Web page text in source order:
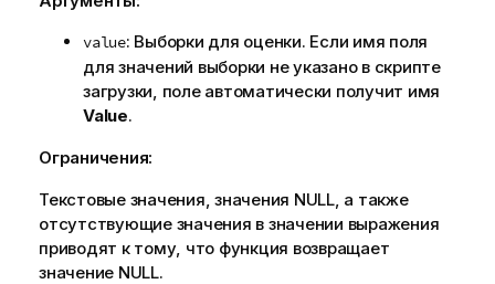
value: Выборки для оценки. Если имя поля
для значений выборки не указано в скрипте
загрузки, поле автоматически получит имя
Value.
Ограничения:
Текстовые значения, значения NULL, а также
отсутствующие значения в значении выражения
приводят к тому, что функция возвращает
значение NULL.